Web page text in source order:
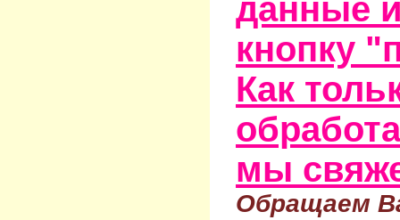
данные
кнопку
Как
мы
Обращаем